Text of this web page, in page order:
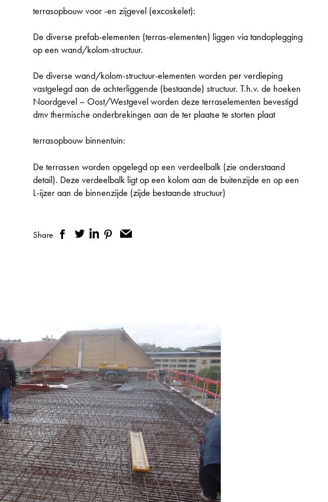
terrasopbouw voor -en zijgevel (excoskelet):
De diverse prefab-elementen (terras-elementen) liggen via tandoplegging
op een wand/kolom-structuur.
De diverse wand/kolom-structuur-elementen worden per verdieping
vastgelegd aan de achterliggende (bestaande) structuur. T.h.v. de hoeken
Noordgevel – Oost/Westgevel worden deze terraselementen bevestigd
dmv thermische onderbrekingen aan de ter plaatse te storten plaat
terrasopbouw binnentuin:
De terrassen worden opgelegd op een verdeelbalk (zie onderstaand
detail). Deze verdeelbalk ligt op een kolom aan de buitenzijde en op een
L-ijzer aan de binnenzijde (zijde bestaande structuur)
Share